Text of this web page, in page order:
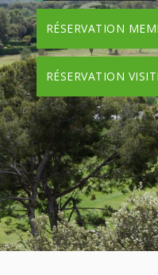
RÉSERVATION
RÉSERVATION